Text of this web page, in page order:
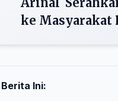
ke Masyarakat
Ini: